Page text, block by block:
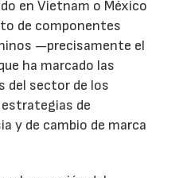
en Vietnam o México
de componentes
—precisamente el
ha marcado las
del sector de los
de
y de cambio de marca